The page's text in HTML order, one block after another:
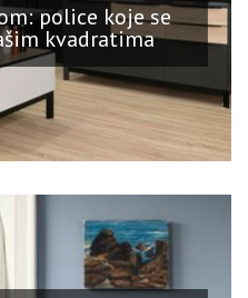
police koje se
kvadratima